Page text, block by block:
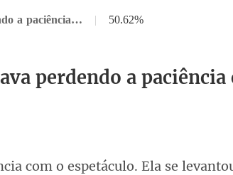
Capítulo 41 Aradne estava perdendo a paciência com o espetáculo | 50.62%
perdendo a paciência
áculo. Ela se